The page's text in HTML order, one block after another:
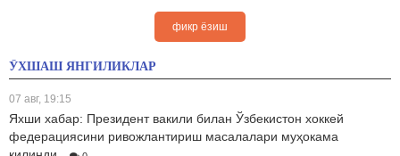
фикр ёзиш
ЎХШАШ ЯНГИЛИКЛАР
07 авг, 19:15
Яхши хабар: Президент вакили билан Ўзбекистон хоккей
федерациясини ривожлантириш масалалари муҳокама